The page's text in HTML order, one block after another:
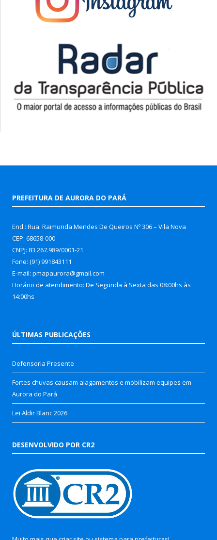
PREFEITURA DE AURORA DO PARÁ
End.: Rua: Raimunda Mendes De Queiros Nº 306 – Vila Nova
CEP: 68658-000
CNPJ: 83.267.989/0001-21
Fone: (91) 991843111
E-mail: pmapaurora@gmail.com
Horário de atendimento: De Segunda à Sexta das 08:00hs às
14:00hs
ÚLTIMAS PUBLICAÇÕES
Defensoria Presente
Fortes chuvas causam alagamentos e mobilizam equipes em
Aurora do Pará
Lei Aldir Blanc 2026
DESENVOLVIDO POR CR2